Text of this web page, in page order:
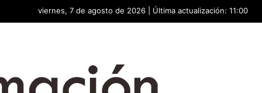
viernes, 7 de agosto de 2026 | Última actualización: 11:00